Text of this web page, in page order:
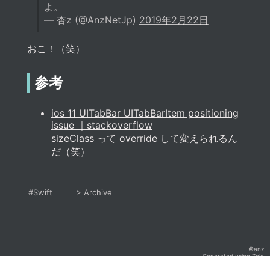
よ。
— 杏z (@AnzNetJp) 2019年2月22日
おこ！（笑）
参考
ios 11 UITabBar UITabBarItem positioning
issue ｜stackoverflow
sizeClass って override して変えられるん
だ（笑）
#Swift > Archive
©anz